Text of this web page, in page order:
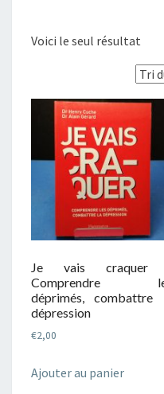
Voici le seul résultat
Je vais craquer
Comprendre
déprimés, combattre
dépression
€2,00
Ajouter au panier